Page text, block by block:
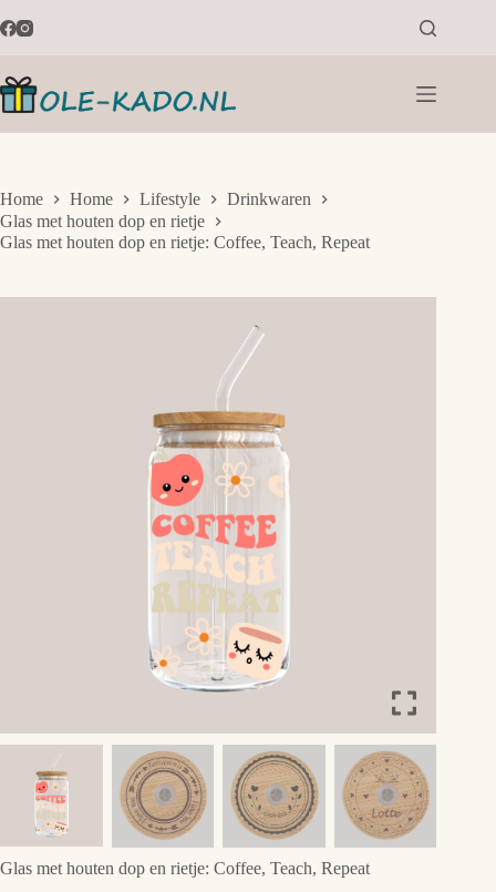
naar
Home Home Lifestyle
Drinkwaren
Glas met houten dop en rietje
Glas met houten dop en rietje: Coffee, Teach, Repeat
Glas met houten dop en rietje: Coffee, Teach, Repeat